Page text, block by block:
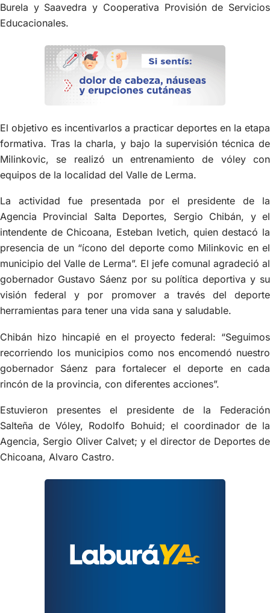
Burela y Saavedra y Cooperativa Provisión de Servicios
Educacionales.
El objetivo es incentivarlos a practicar deportes en la etapa
formativa. Tras la charla, y bajo la supervisión técnica de
Milinkovic, se realizó un entrenamiento de vóley con
equipos de la localidad del Valle de Lerma.
La actividad fue presentada por el presidente de la
Agencia Provincial Salta Deportes, Sergio Chibán, y el
intendente de Chicoana, Esteban Ivetich, quien destacó la
presencia de un “ícono del deporte como Milinkovic en el
municipio del Valle de Lerma”. El jefe comunal agradeció al
gobernador Gustavo Sáenz por su política deportiva y su
visión federal y por promover a través del deporte
herramientas para tener una vida sana y saludable.
Chibán hizo hincapié en el proyecto federal: “Seguimos
recorriendo los municipios como nos encomendó nuestro
gobernador Sáenz para fortalecer el deporte en cada
rincón de la provincia, con diferentes acciones”.
Estuvieron presentes el presidente de la Federación
Salteña de Vóley, Rodolfo Bohuid; el coordinador de la
Agencia, Sergio Oliver Calvet; y el director de Deportes de
Chicoana, Alvaro Castro.